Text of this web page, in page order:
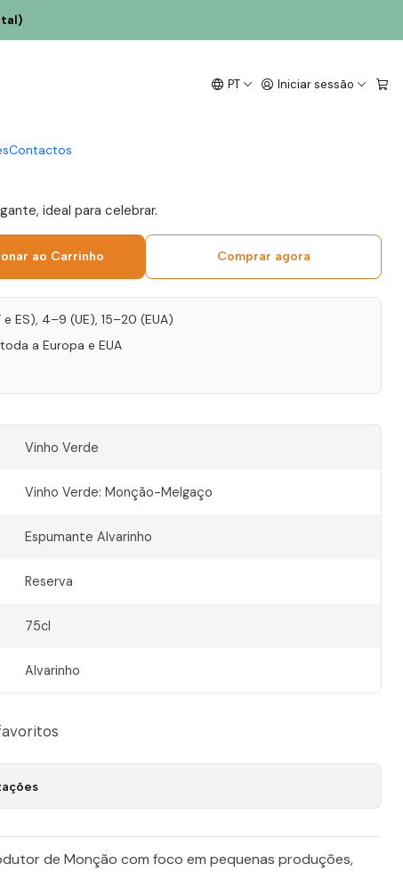
PT Iniciar sessão
Contactos
Espumante
75cl
ideal para celebrar.
ao Carrinho Comprar agora
ES), 4–9 (UE), 15–20 (EUA)
a Europa e EUA
Vinho Verde
Vinho Verde: Monção-Melgaço
Espumante Alvarinho
Reserva
75cl
Alvarinho
de Monção com foco em pequenas produções,